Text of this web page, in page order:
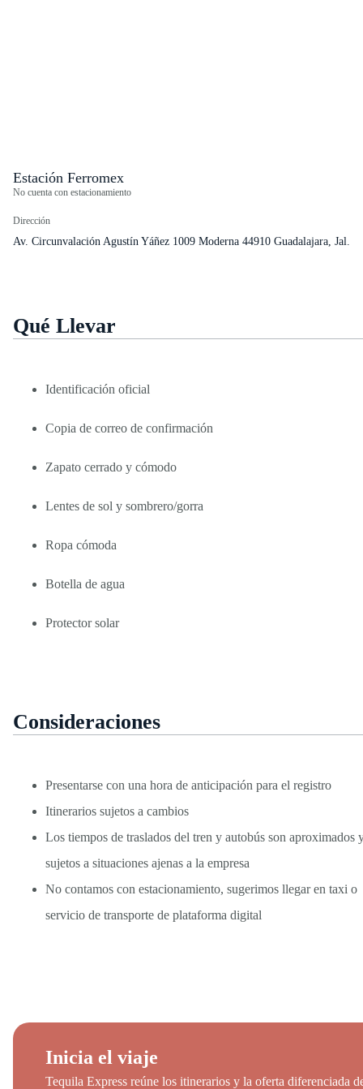
Estación Ferromex
No cuenta con estacionamiento
Dirección
Av. Circunvalación Agustín Yáñez 1009 Moderna 44910 Guadalajara, Jal.
Qué Llevar
Identificación oficial
Copia de correo de confirmación
Zapato cerrado y cómodo
Lentes de sol y sombrero/gorra
Ropa cómoda
Botella de agua
Protector solar
Consideraciones
Presentarse con una hora de anticipación para el registro
Itinerarios sujetos a cambios
Los tiempos de traslados del tren y autobús son aproximados
sujetos a situaciones ajenas a la empresa
No contamos con estacionamiento, sugerimos llegar en taxi o
servicio de transporte de plataforma digital
Inicia el viaje
Tequila Express reúne los itinerarios y la oferta diferenciada